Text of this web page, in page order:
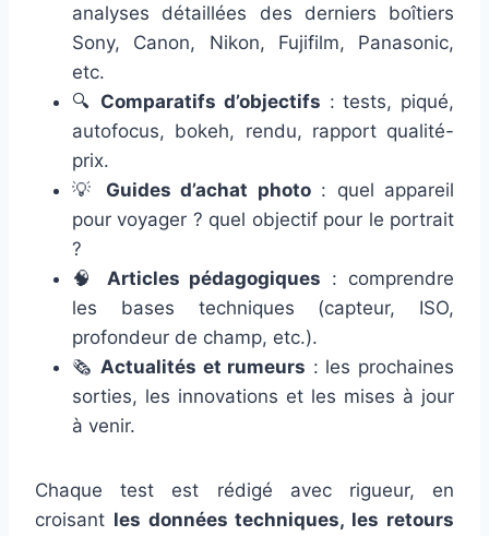
analyses détaillées des derniers boîtiers
Sony, Canon, Nikon, Fujifilm, Panasonic,
etc.
🔍 Comparatifs d’objectifs : tests, piqué,
autofocus, bokeh, rendu, rapport qualité-
prix.
💡 Guides d’achat photo: quel appareil
pour voyager ? quel objectif pour le portrait
?
🧠 Articles pédagogiques : comprendre
les bases techniques (capteur, ISO,
profondeur de champ, etc.).
🗞️Actualités et rumeurs : les prochaines
sorties, les innovations et les mises à jour
à venir.
Chaque test est rédigé avec rigueur, en
croisant les données techniques, les retours